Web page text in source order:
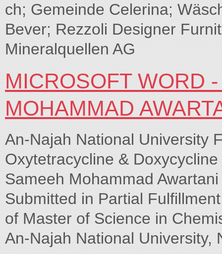
ch; Gemeinde Celerina;
Bever; Rezzoli Designer
Mineralquellen AG
MICROSOFT WORD
MOHAMMAD
An-Najah National University
Oxytetracycline &
Sameeh Mohammad
Submitted in Partial
of Master of Science in
An-Najah National University,